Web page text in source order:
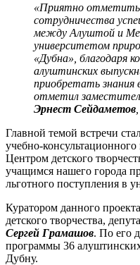
«Приятно
сотрудничества
между Алуштой и
университетом
«Дубна», благодаря
алуштинских
приобретать знания
отметил
Эрнест Сейдаметов
Главной темой встречи
учебно-
Центром детского
учащимся нашего города
льготного поступления в
Куратором данного
детского творчества,
Сергей Грамашов. По его
программы 36
Дубну.